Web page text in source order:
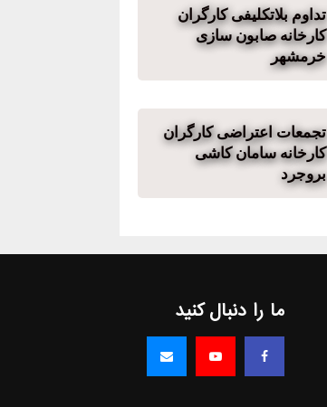
تداوم بلاتکلیفی کارگران
کارخانه صابون‌ سازی
خرمشهر
تجمعات اعتراضی کارگران
کارخانه سامان کاشی
بروجرد
ما را دنبال کنید